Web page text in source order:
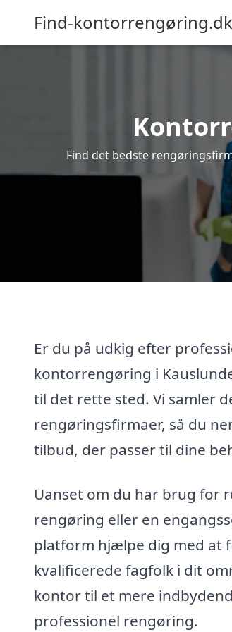
Find-kontorrengøring.dk
Find det bedste
Er du på udkig efter
kontorrengøring i
til det rette sted. Vi samler
rengøringsfirmaer, så du
tilbud, der passer til dine
Uanset om du har brug for
rengøring eller en
platform hjælpe dig med at
kvalificerede fagfolk i dit
kontor til et mere
professionel rengøring.